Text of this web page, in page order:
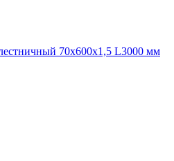
70х600х1,5 L3000 мм